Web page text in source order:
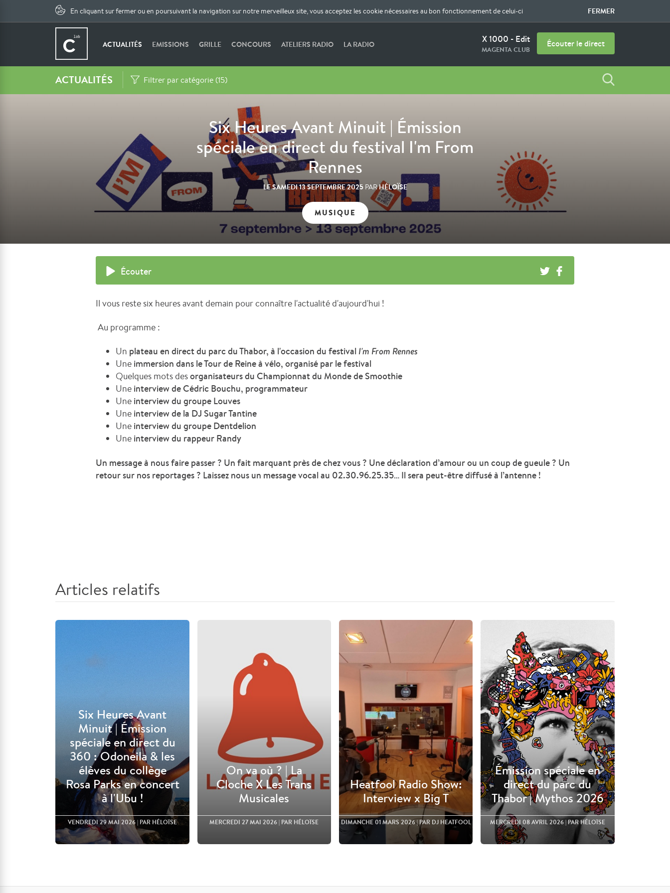
En cliquant sur fermer ou en poursuivant la navigation sur notre merveilleux site, vous acceptez les cookie nécessaires au bon fonctionnement de celui-ci FERMER
ACTUALITÉS EMISSIONS GRILLE CONCOURS ATELIERS RADIO LA RADIO X 1000 - Edit
MAGENTA CLUB
Écouter le direct
ACTUALITÉS Filtrer par catégorie (15)
Six Heures Avant Minuit | Émission
spéciale en direct du festival I'm From
Rennes
LESAMEDI 13 SEPTEMBRE 2025 PARHÉLOÏSE
MUSIQUE
Écouter
Il vous reste six heures avant demain pour connaître l'actualité d'aujourd'hui !
Au programme :
Un plateau en direct du parc du Thabor, à l'occasion du festival I'm From Rennes
Une immersion dans le Tour de Reine à vélo, organisé par le festival
Quelques mots desorganisateurs du Championnat du Monde de Smoothie
Une interview de Cédric Bouchu, programmateur
Une interview du groupe Louves
Une interview de la DJ Sugar Tantine
Une interview du groupe Dentdelion
Une interview du rappeur Randy
Un message à nous faire passer ? Un fait marquant près de chez vous ? Une déclaration d’amour ou un coup de gueule ? Un
retour sur nos reportages ? Laissez nous un message vocal au 02.30.96.25.35… Il sera peut-être diffusé à l’antenne !
Articles relatifs
Six Heures Avant
Minuit | Émission
spéciale en direct du
360 : Odoneila & les
élèves du collège
Rosa Parks en concert
à l'Ubu !
VENDREDI 29 MAI 2026| PAR HÉLOÏSE
On va où ? | La
Cloche X Les Trans
Musicales
MERCREDI 27 MAI 2026| PAR HÉLOÏSE
Heatfool Radio Show:
Interview x Big T
DIMANCHE 01 MARS 2026| PAR DJ HEATFOOL
Émission spéciale en
direct du parc du
Thabor | Mythos 2026
MERCREDI 08 AVRIL 2026| PAR HÉLOÏSE